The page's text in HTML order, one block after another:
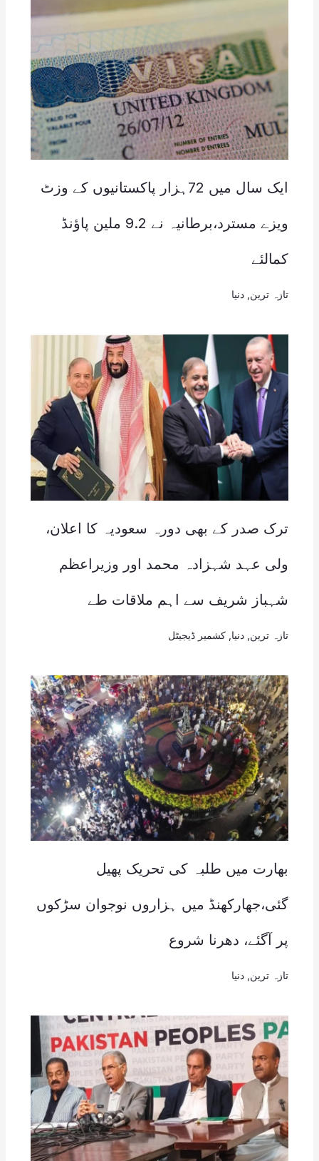
ایک سال میں 72ہزار پاکستانیوں کے وزٹ
ویزے مسترد،برطانیہ نے 9.2 ملین پاؤنڈ
کمالئے
تازہ ترین دنیا
ترک صدر کے بھی دورہ سعودیہ کا اعلان،
ولی عہد شہزادہ محمد اور وزیراعظم
شہباز شریف سے اہم ملاقات طے
تازہ ترین دنیا کشمیر ڈیجیٹل
بھارت میں طلبہ کی تحریک پھیل
گئی،جھارکھنڈ میں ہزاروں نوجوان سڑکوں
پر آگئے، دھرنا شروع
تازہ ترین دنیا